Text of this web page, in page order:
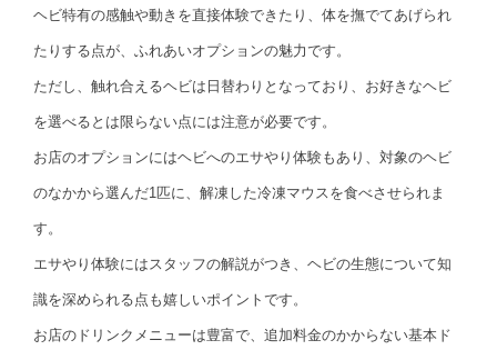
ヘビ特有の感触や動きを直接体験できたり、体を撫でてあげられ
たりする点が、ふれあいオプションの魅力です。
ただし、触れ合えるヘビは日替わりとなっており、お好きなヘビ
を選べるとは限らない点には注意が必要です。
お店のオプションにはヘビへのエサやり体験もあり、対象のヘビ
のなかから選んだ1匹に、解凍した冷凍マウスを食べさせられま
す。
エサやり体験にはスタッフの解説がつき、ヘビの生態について知
識を深められる点も嬉しいポイントです。
お店のドリンクメニューは豊富で、追加料金のかからない基本ド